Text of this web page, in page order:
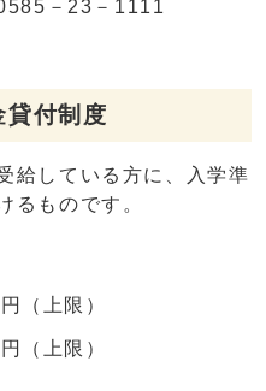
－23－1111
貸付制度
給している方に、入学準
るものです。
（上限）
（上限）